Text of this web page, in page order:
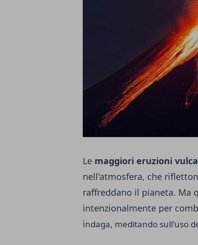
Le maggiori eruzioni
nell'atmosfera, che
raffreddano il pianeta. Ma
intenzionalmente per
indaga, meditando sull'uso